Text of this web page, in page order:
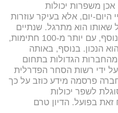
אכן משפרות יכולות
היום-יום, אלא בעיקר עוזרות
הוא מתרגל. שנתיים
לאחר מכן, פורסם מכתב נוסף, עם יותר מ-100 חתימות,
הנכון. בנוסף, באותה
הגדולות בתחום
ידי רשות הסחר הפדרלית
פרסמה מידע כוזב על כך
לשפר יכולות
זאת בפועל. הדיון טרם